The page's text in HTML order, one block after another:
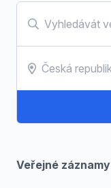
Veřejné záznamy